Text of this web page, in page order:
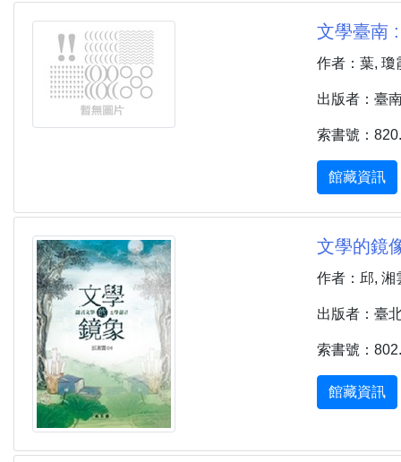
文學臺南
作者：葉, 瓊
出版者：臺
索書號：
館藏資訊
文學的鏡
作者：邱, 湘
出版者：臺
索書號：
館藏資訊